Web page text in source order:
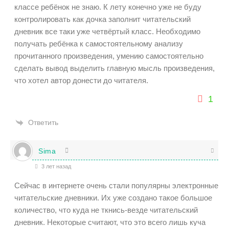
классе ребёнок не знаю. К лету конечно уже не буду
контролировать как дочка заполнит читательский
дневник все таки уже четвёртый класс. Необходимо
получать ребёнка к самостоятельному анализу
прочитанного произведения, умению самостоятельно
сделать вывод выделить главную мысль произведения,
что хотел автор донести до читателя.
1
Ответить
Sima
3 лет назад
Сейчас в интернете очень стали популярны электронные
читательские дневники. Их уже создано такое большое
количество, что куда не ткнись-везде читательский
дневник. Некоторые считают, что это всего лишь куча